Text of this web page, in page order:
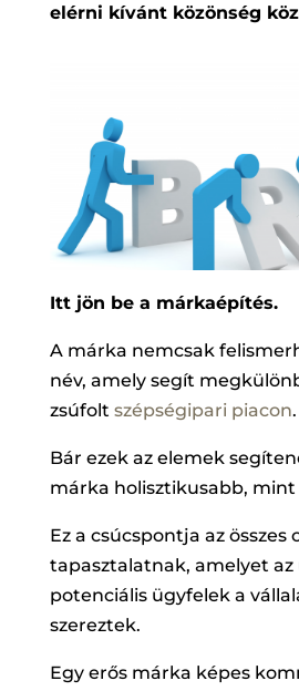
elérni kívánt közönség
Itt jön be a márkaépítés.
A márka nemcsak
név, amely segít
zsúfolt szépségipari piacon.
Bár ezek az elemek
márka holisztikusabb,
Ez a csúcspontja az összes
tapasztalatnak, amelyet az
potenciális ügyfelek a
szereztek.
Egy erős márka képes